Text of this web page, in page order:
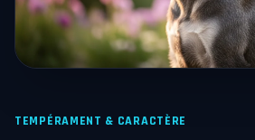
TEMPÉRAMENT & CARACTÈRE